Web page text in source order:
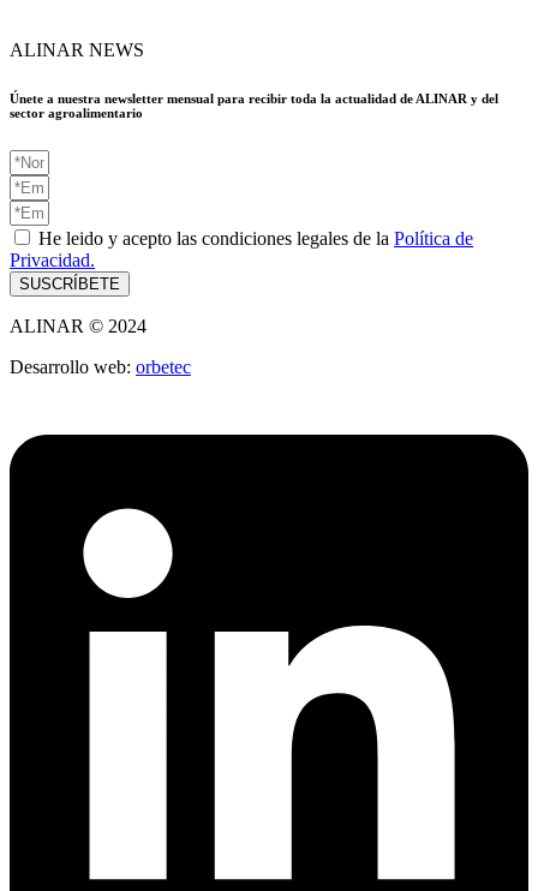
ALINAR NEWS
Únete a nuestra newsletter mensual para recibir toda la actualidad de ALINAR y del
sector agroalimentario
He leido y acepto las condiciones legales de la Política de
Privacidad.
SUSCRÍBETE
ALINAR © 2024
Desarrollo web: orbetec